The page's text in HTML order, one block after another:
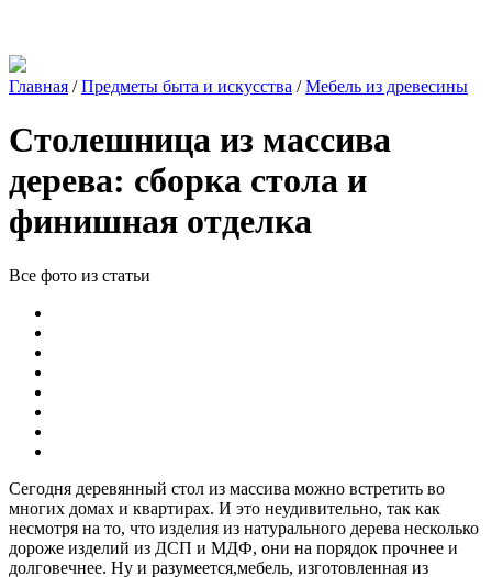
Главная /Предметы быта и искусства /Мебель из древесины
Столешница из массива
дерева: сборка стола и
финишная отделка
Все фото из статьи
Сегодня деревянный стол из массива можно встретить во
многих домах и квартирах. И это неудивительно, так как
несмотря на то, что изделия из натурального дерева несколько
дороже изделий из ДСП и МДФ, они на порядок прочнее и
долговечнее. Ну и разумеется,мебель, изготовленная из